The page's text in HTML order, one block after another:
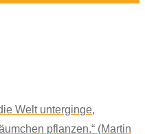
Welt unterginge,
pflanzen.“ (Martin